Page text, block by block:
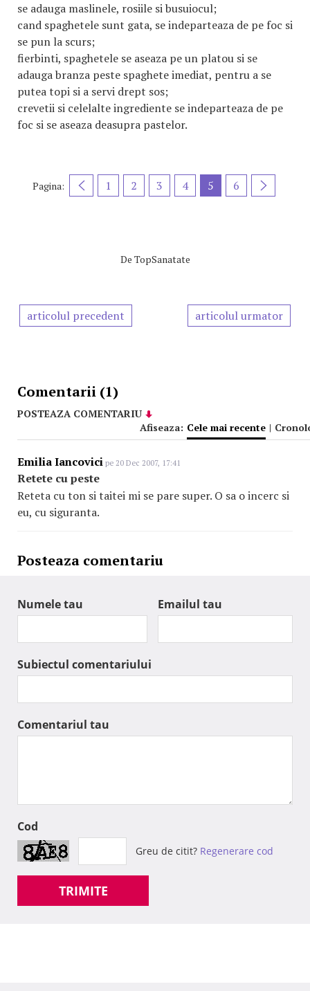
se adauga maslinele, rosiile si busuiocul;
cand spaghetele sunt gata, se indeparteaza de pe foc si
se pun la scurs;
fierbinti, spaghetele se aseaza pe un platou si se
adauga branza peste spaghete imediat, pentru a se
putea topi si a servi drept sos;
crevetii si celelalte ingrediente se indeparteaza de pe
foc si se aseaza deasupra pastelor.
Pagina: 1 2 3 4 5 6
De TopSanatate
articolul precedent articolul urmator
Comentarii (1)
POSTEAZA COMENTARIU
Afiseaza: Cele mai recente |
Emilia Iancovici pe 20 Dec 2007, 17:41
Retete cu peste
Reteta cu ton si taitei mi se pare super. O sa o incerc si
eu, cu siguranta.
Posteaza comentariu
Numele tau Emailul tau
Subiectul comentariului
Comentariul tau
Cod
Greu de citit? Regenerare cod
TRIMITE